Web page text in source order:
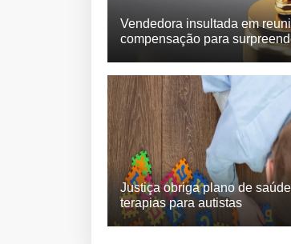
Vendedora insultada em
compensação para
Justiça obriga plano de
terapias para autistas